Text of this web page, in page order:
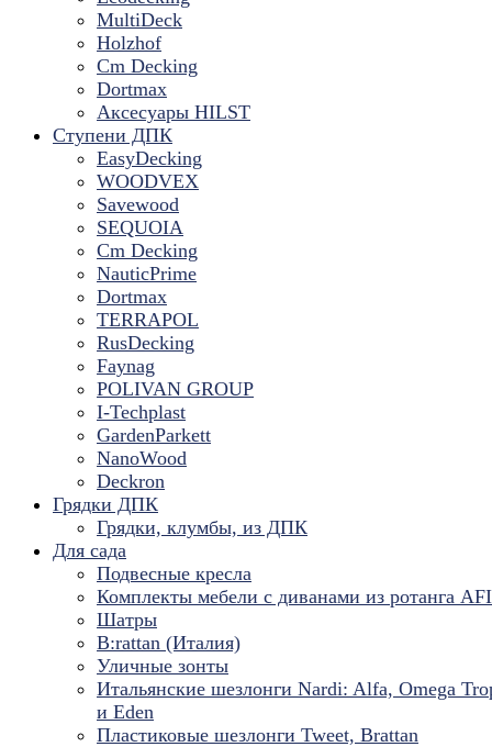
MultiDeck
Holzhof
Cm Decking
Dortmax
Аксесуары HILST
Ступени ДПК
EasyDecking
WOODVEX
Savewood
SEQUOIA
Cm Decking
NauticPrime
Dortmax
TERRAPOL
RusDecking
Faynag
POLIVAN GROUP
I-Techplast
GardenParkett
NanoWood
Deckron
Грядки ДПК
Грядки, клумбы, из ДПК
Для сада
Подвесные кресла
Комплекты мебели с диванами из ротанга
Шатры
B:rattan (Италия)
Уличные зонты
Итальянские шезлонги Nardi: Alfa, Omega
и Eden
Пластиковые шезлонги Tweet, Brattan